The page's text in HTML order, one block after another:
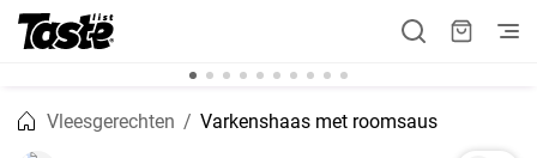
Vleesgerechten Varkenshaas met roomsaus